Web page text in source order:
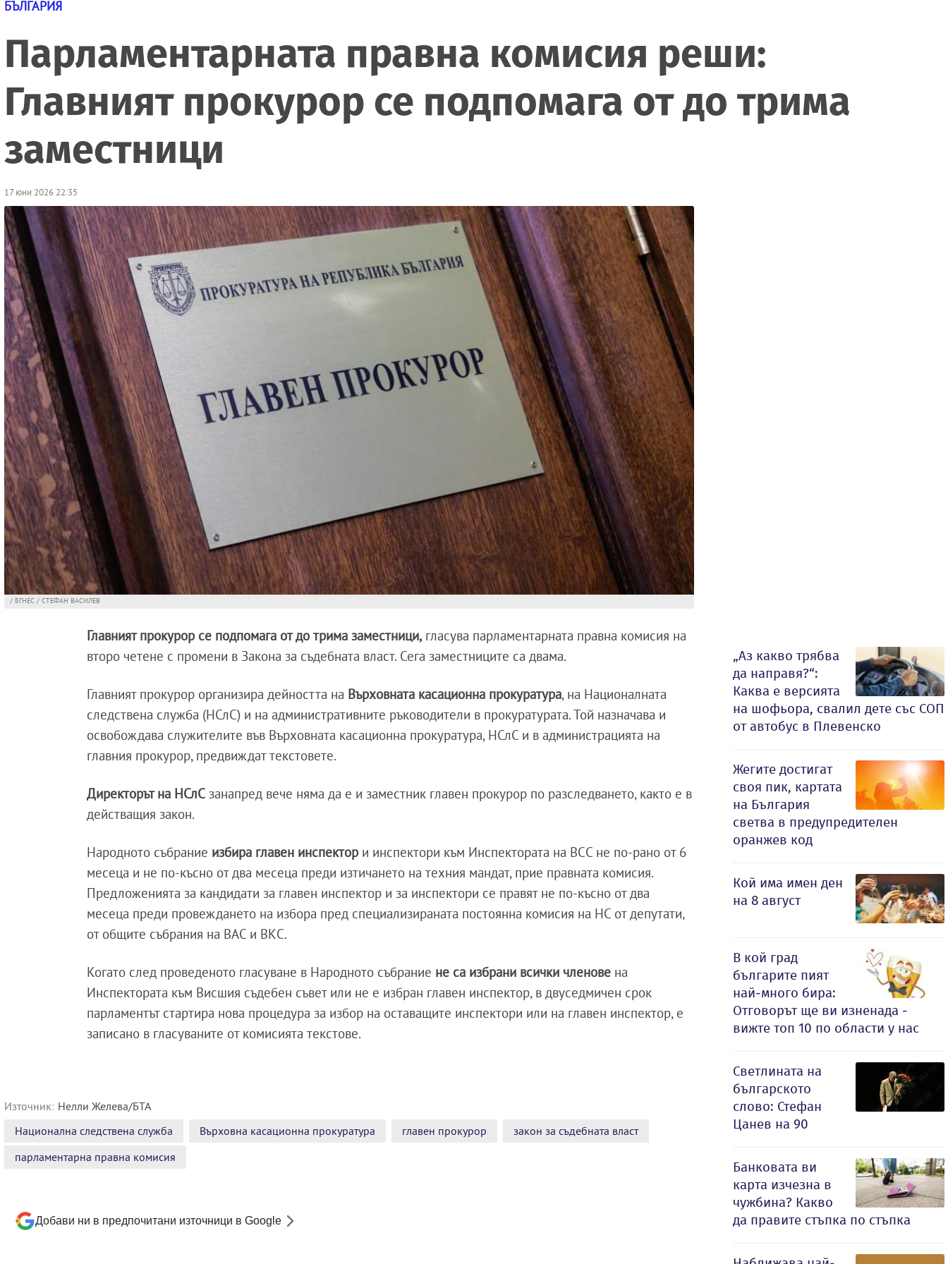
БЪЛГАРИЯ
Парламентарната правна комисия реши:
Главният прокурор се подпомага от до трима
заместници
17 юни 2026 22:35
/ БГНЕС / СТЕФАН ВАСИЛЕВ
Главният прокурор се подпомага от до трима заместници, гласува парламентарната правна комисия на
второ четене с промени в Закона за съдебната власт. Сега заместниците са двама.
Главният прокурор организира дейността на Върховната касационна прокуратура, на Националната
следствена служба (НСлС) и на административните ръководители в прокуратурата. Той назначава и
освобождава служителите във Върховната касационна прокуратура, НСлС и в администрацията на
главния прокурор, предвиждат текстовете.
Директорът на НСлС занапред вече няма да е и заместник главен прокурор по разследването, както е в
действащия закон.
Народното събрание избира главен инспектор и инспектори към Инспектората на ВСС не по-рано от 6
месеца и не по-късно от два месеца преди изтичането на техния мандат, прие правната комисия.
Предложенията за кандидати за главен инспектор и за инспектори се правят не по-късно от два
месеца преди провеждането на избора пред специализираната постоянна комисия на НС от депутати,
от общите събрания на ВАС и ВКС.
Когато след проведеното гласуване в Народното събрание не са избрани всички членове на
Инспектората към Висшия съдебен съвет или не е избран главен инспектор, в двуседмичен срок
парламентът стартира нова процедура за избор на оставащите инспектори или на главен инспектор, е
записано в гласуваните от комисията текстове.
Източник: Нелли Желева/БТА
Национална следствена служба
Върховна касационна прокуратура главен прокурор
закон за съдебната власт
парламентарна правна комисия
Добави ни в предпочитани източници в Google
„Аз какво трябва
да направя?“:
Каква е версията
на шофьора, свалил дете със СОП
от автобус в Плевенско
Жегите достигат
своя пик, картата
на България
светва в предупредителен
оранжев код
Кой има имен ден
на 8 август
В кой град
българите пият
най-много бира:
Отговорът ще ви изненада -
вижте топ 10 по области у нас
Светлината на
българското
слово: Стефан
Цанев на 90
Банковата ви
карта изчезна в
чужбина? Какво
да правите стъпка по стъпка